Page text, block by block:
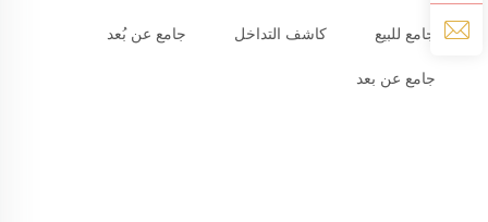
جامع للبيع كاشف التداخل جامع عن بُعد
جامع عن بعد